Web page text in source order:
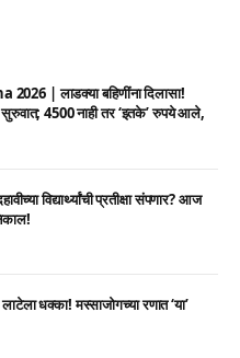
| लाडक्या बहिणींना दिलासा!
सुरुवात; 4500 नाही तर ‘इतके’ रुपये आले,
विद्यार्थ्यांची प्रतीक्षा संपणार? आज
धक्का! मस्साजोगच्या रणात ‘या’